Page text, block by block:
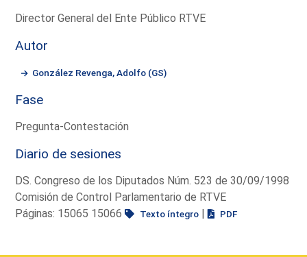
Director General del Ente Público RTVE
Autor
González Revenga, Adolfo (GS)
Fase
Pregunta-Contestación
Diario de sesiones
DS. Congreso de los Diputados Núm. 523 de 30/09/1998
Comisión de Control Parlamentario de RTVE
Páginas: 15065 15066
Texto íntegro | PDF